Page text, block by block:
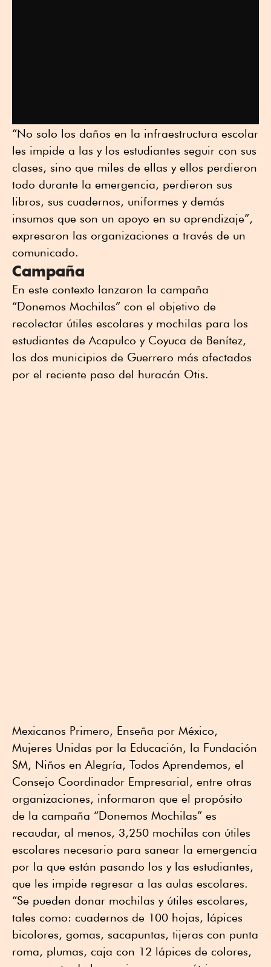
“No solo los daños en la infraestructura escolar
les impide a las y los estudiantes seguir con sus
clases, sino que miles de ellas y ellos perdieron
todo durante la emergencia, perdieron sus
libros, sus cuadernos, uniformes y demás
insumos que son un apoyo en su aprendizaje”,
expresaron las organizaciones a través de un
comunicado.
Campaña
En este contexto lanzaron la campaña
“Donemos Mochilas” con el objetivo de
recolectar útiles escolares y mochilas para los
estudiantes de Acapulco y Coyuca de Benítez,
los dos municipios de Guerrero más afectados
por el reciente paso del huracán Otis.
Mexicanos Primero, Enseña por México,
Mujeres Unidas por la Educación, la Fundación
SM, Niños en Alegría, Todos Aprendemos, el
Consejo Coordinador Empresarial, entre otras
organizaciones, informaron que el propósito
de la campaña “Donemos Mochilas” es
recaudar, al menos, 3,250 mochilas con útiles
escolares necesario para sanear la emergencia
por la que están pasando los y las estudiantes,
que les impide regresar a las aulas escolares.
“Se pueden donar mochilas y útiles escolares,
tales como: cuadernos de 100 hojas, lápices
bicolores, gomas, sacapuntas, tijeras con punta
roma, plumas, caja con 12 lápices de colores,